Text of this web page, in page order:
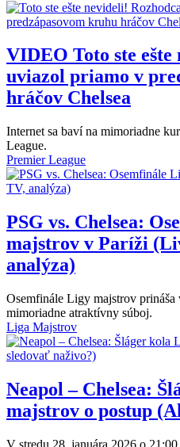
VIDEO Toto ste
uviazol priamo v
hráčov Chelsea
Internet sa baví na mimoriadne
League.
Premier League
PSG vs. Chelsea:
majstrov v Paríži
analýza)
Osemfinále Ligy majstrov
mimoriadne atraktívny súboj.
Liga Majstrov
Neapol – Chelsea:
majstrov o postup
V stredu 28. januára 2026 o